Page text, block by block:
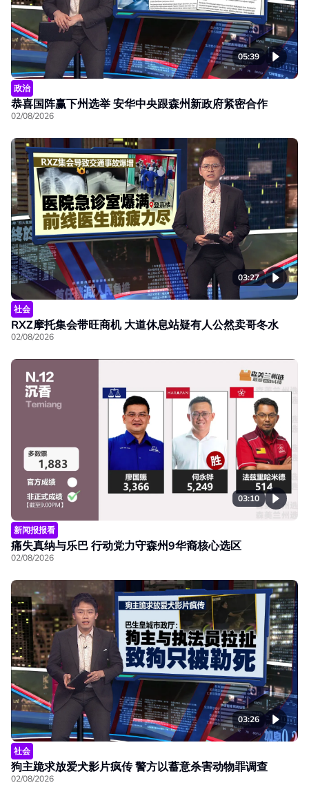
05:39
政治
恭喜国阵赢下州选举 安华中央跟森州新政府紧密合作
02/08/2026
03:27
社会
RXZ摩托集会带旺商机 大道休息站疑有人公然卖哥冬水
02/08/2026
03:10
新闻报报看
痛失真纳与乐巴 行动党力守森州9华裔核心选区
02/08/2026
03:26
社会
狗主跪求放爱犬影片疯传 警方以蓄意杀害动物罪调查
02/08/2026